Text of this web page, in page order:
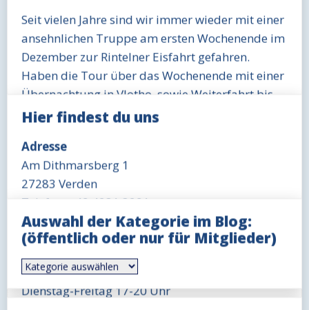
Seit vielen Jahre sind wir immer wieder mit einer
ansehnlichen Truppe am ersten Wochenende im
Dezember zur Rintelner Eisfahrt gefahren.
Haben die Tour über das Wochenende mit einer
Übernachtung in Vlotho, sowie Weiterfahrt bis
Lahde erweitert. Legendär waren dabei die
erinnert sich nicht gern an die Auftritte der
weltbekannte Band „Dirty Chucks“. Das wollten
wir in diesem Jahr natürlich nicht vermissen.
Dann Anfang November kommt die
schockierende Meldung, die Rintelner Eisfahrt
wird zum zweiten Mal wegen Corona abgesagt.
Das kann man den Organisatoren nicht
verübeln! Wer will in der aktuellen Situation eine
Hier findest du uns
Adresse
Am Dithmarsberg 1
27283 Verden
Telefon: +49 4231 3291
Öffnungszeit Büro
Mittwoch 18-19 Uhr
Öffnungszeit Gaststätte
Dienstag-Freitag 17-20 Uhr
Auswahl der Kategorie im Blog:
(öffentlich oder nur für Mitglieder)
Auswahl
der
im